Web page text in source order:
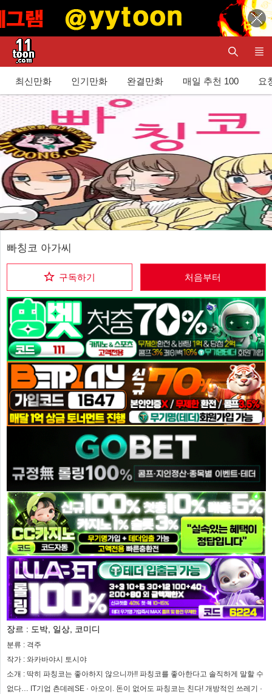
최신만화 인기만화 완결만화 매일 추천 100 요
빠칭코 아가씨
구독하기 처음부터
장르 : 도박, 일상, 코미디
분류 : 격주
작가 : 와카바야시 토시야
소개 : 딱히 파칭코는 좋아하지 않으니까!! 파칭코를 좋아한다고 솔직하게 말할 수
없다… IT기업 츤데레SE · 아오이. 돈이 없어도 파칭코는 친다! 개방적인 쓰레기 ·